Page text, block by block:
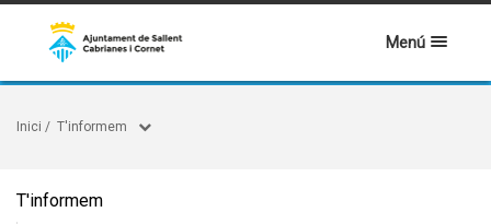
Menú
Inici / T'informem
T'informem